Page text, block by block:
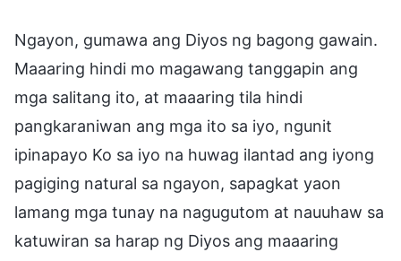
Ngayon, gumawa ang Diyos ng bagong gawain.
Maaaring hindi mo magawang tanggapin ang
mga salitang ito, at maaaring tila hindi
pangkaraniwan ang mga ito sa iyo, ngunit
ipinapayo Ko sa iyo na huwag ilantad ang iyong
pagiging natural sa ngayon, sapagkat yaon
lamang mga tunay na nagugutom at nauuhaw sa
katuwiran sa harap ng Diyos ang maaaring